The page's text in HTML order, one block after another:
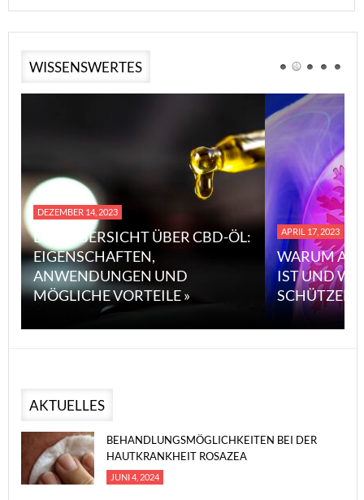
WISSENSWERTES
DEZEMBER 14, 2023
EINE ÜBERSICHT ÜBER CBD-ÖL:
EIGENSCHAFTEN,
ANWENDUNGEN UND
MÖGLICHE VORTEILE »
APRIL 17, 2023
WARUM
IST UND
SCHÜTZEN
AKTUELLES
BEHANDLUNGSMÖGLICHKEITEN BEI DER
HAUTKRANKHEIT ROSAZEA
JUNI 4, 2024